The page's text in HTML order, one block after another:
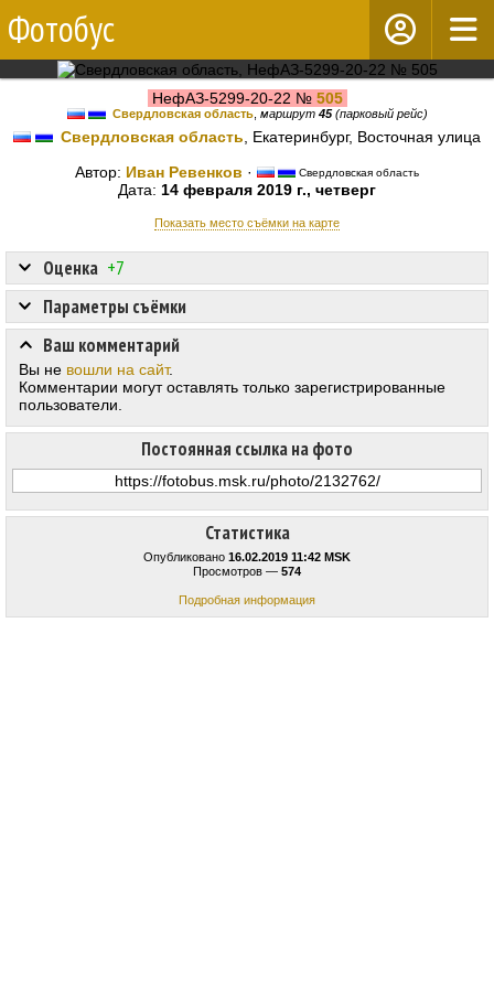
Фотобус
НефАЗ-5299-20-22 № 505
Свердловская область, маршрут 45(парковый рейс)
Свердловская область , Екатеринбург, Восточная улица
Автор: Иван Ревенков · Свердловская область
Дата: 14 февраля 2019 г., четверг
Показать место съёмки на карте
Статистика
Опубликовано 16.02.2019 11:42 MSK
Просмотров — 574
Подробная информация
Оценка +7
Постоянная ссылка на фото
Параметры съёмки
Ваш комментарий
Вы не вошли на сайт.
Комментарии могут оставлять только зарегистрированные
пользователи.